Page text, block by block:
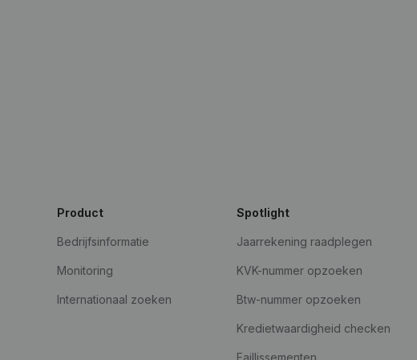
Product
Bedrijfsinformatie
Monitoring
Internationaal zoeken
Spotlight
Jaarrekening raadplegen
KVK-nummer opzoeken
Btw-nummer opzoeken
Kredietwaardigheid checken
Faillissementen